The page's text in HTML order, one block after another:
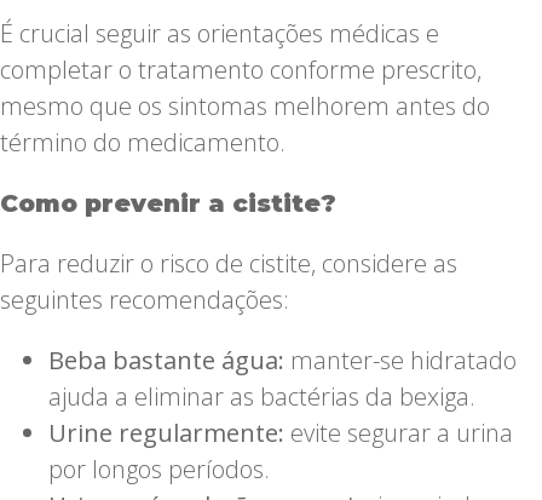
É crucial seguir as orientações médicas e
completar o tratamento conforme prescrito,
mesmo que os sintomas melhorem antes do
término do medicamento.
Como prevenir a cistite?
Para reduzir o risco de cistite, considere as
seguintes recomendações:
Beba bastante água: manter-se hidratado
ajuda a eliminar as bactérias da bexiga.
Urine regularmente: evite segurar a urina
por longos períodos.